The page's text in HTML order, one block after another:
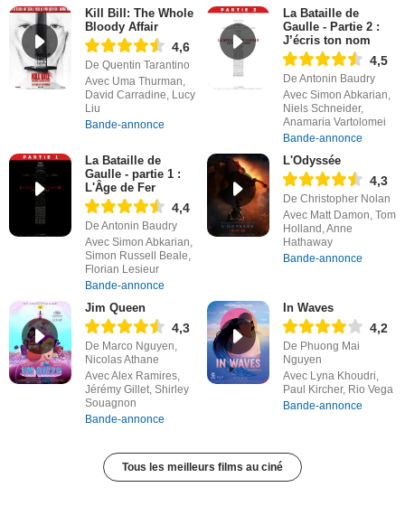
Kill Bill: The Whole
Bloody Affair
4,6
De Quentin Tarantino
Avec Uma Thurman,
David Carradine, Lucy
Liu
Bande-annonce
La Bataille de
Gaulle - Partie 2 :
J’écris ton nom
4,5
De Antonin Baudry
Avec Simon Abkarian,
Niels Schneider,
Anamaria Vartolomei
Bande-annonce
La Bataille de
Gaulle - partie 1 :
L'Âge de Fer
4,4
De Antonin Baudry
Avec Simon Abkarian,
Simon Russell Beale,
Florian Lesieur
Bande-annonce
L'Odyssée
4,3
De Christopher Nolan
Avec Matt Damon, Tom
Holland, Anne
Hathaway
Bande-annonce
Jim Queen
4,3
De Marco Nguyen,
Nicolas Athane
Avec Alex Ramires,
Jérémy Gillet, Shirley
Souagnon
Bande-annonce
In Waves
4,2
De Phuong Mai
Nguyen
Avec Lyna Khoudri,
Paul Kircher, Rio Vega
Bande-annonce
Tous les meilleurs films au ciné